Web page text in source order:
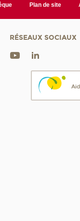
Plan de site
RÉSEAUX SOCIAUX